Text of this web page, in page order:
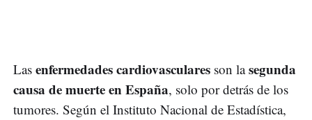
Las enfermedades cardiovasculares son lasegunda
causa de muerte en España, solo por detrás de los
tumores. Según el Instituto Nacional de Estadística,